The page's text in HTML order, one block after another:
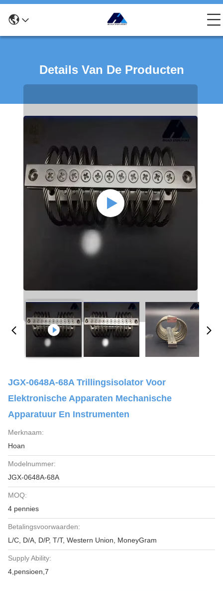
Details Van De Producten
JGX-0648A-68A Trillingsisolator Voor
Elektronische Apparaten Mechanische
Apparatuur En Instrumenten
Merknaam:
Hoan
Modelnummer:
JGX-0648A-68A
MOQ:
4 pennies
Betalingsvoorwaarden:
L/C, D/A, D/P, T/T, Western Union, MoneyGram
Supply Ability:
4,pensioen,7